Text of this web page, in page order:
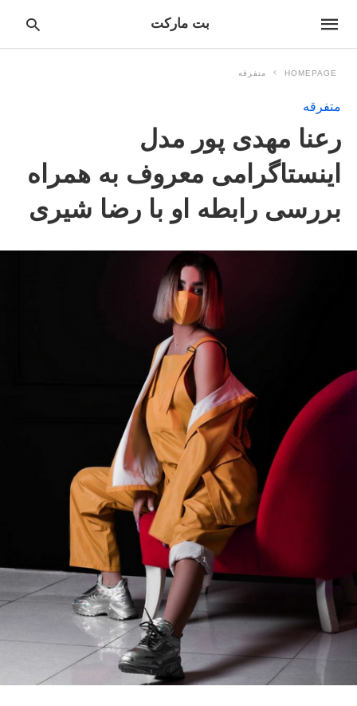
بت مارکت
HOMEPAGE متفرقه
متفرقه
رعنا مهدی پور مدل
اینستاگرامی معروف به همراه
بررسی رابطه او با رضا شیری